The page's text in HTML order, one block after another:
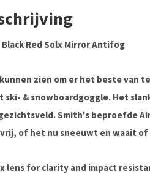
Red Solx Mirror Antifog
zien om er het beste van
ski- & snowboardgoggle. Het
Smith's beproefde
of het nu sneeuwt en waait
x lens for clarity and impact